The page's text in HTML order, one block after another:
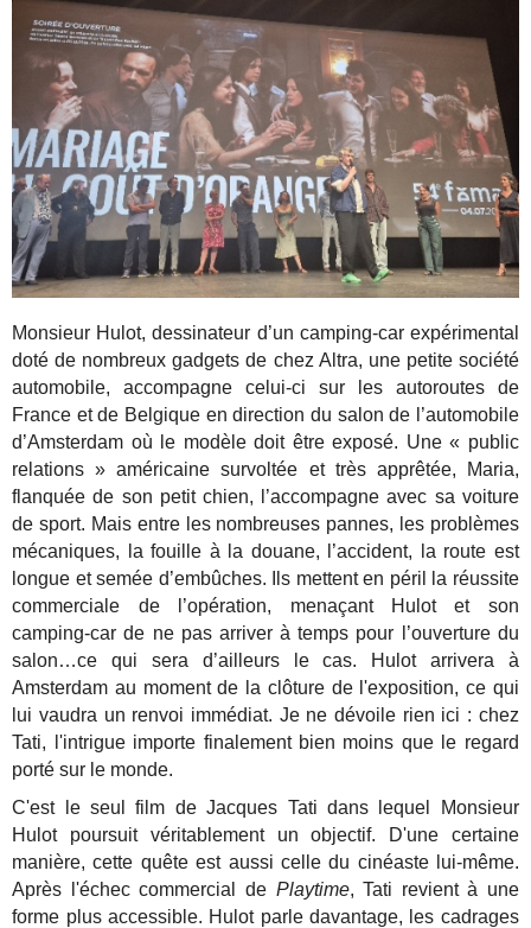
Monsieur Hulot, dessinateur d’un camping-car expérimental
doté de nombreux gadgets de chez Altra, une petite société
automobile, accompagne celui-ci sur les autoroutes de
France et de Belgique en direction du salon de l’automobile
d’Amsterdam où le modèle doit être exposé. Une « public
relations » américaine survoltée et très apprêtée, Maria,
flanquée de son petit chien, l’accompagne avec sa voiture
de sport. Mais entre les nombreuses pannes, les problèmes
mécaniques, la fouille à la douane, l’accident, la route est
longue et semée d’embûches. Ils mettent en péril la réussite
commerciale de l’opération, menaçant Hulot et son
camping-car de ne pas arriver à temps pour l’ouverture du
salon…ce qui sera d’ailleurs le cas. Hulot arrivera à
Amsterdam au moment de la clôture de l'exposition, ce qui
lui vaudra un renvoi immédiat. Je ne dévoile rien ici : chez
Tati, l'intrigue importe finalement bien moins que le regard
porté sur le monde.
C'est le seul film de Jacques Tati dans lequel Monsieur
Hulot poursuit véritablement un objectif. D'une certaine
manière, cette quête est aussi celle du cinéaste lui-même.
Après l'échec commercial de Playtime, Tati revient à une
forme plus accessible. Hulot parle davantage, les cadrages